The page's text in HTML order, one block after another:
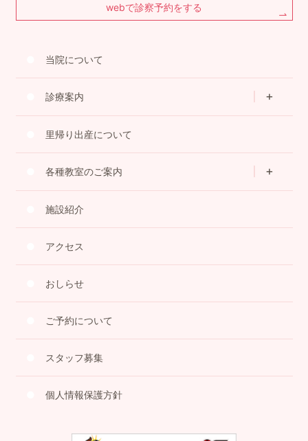
webで診察予約をする
当院について
診療案内
里帰り出産について
各種教室のご案内
施設紹介
アクセス
おしらせ
ご予約について
スタッフ募集
個人情報保護方針